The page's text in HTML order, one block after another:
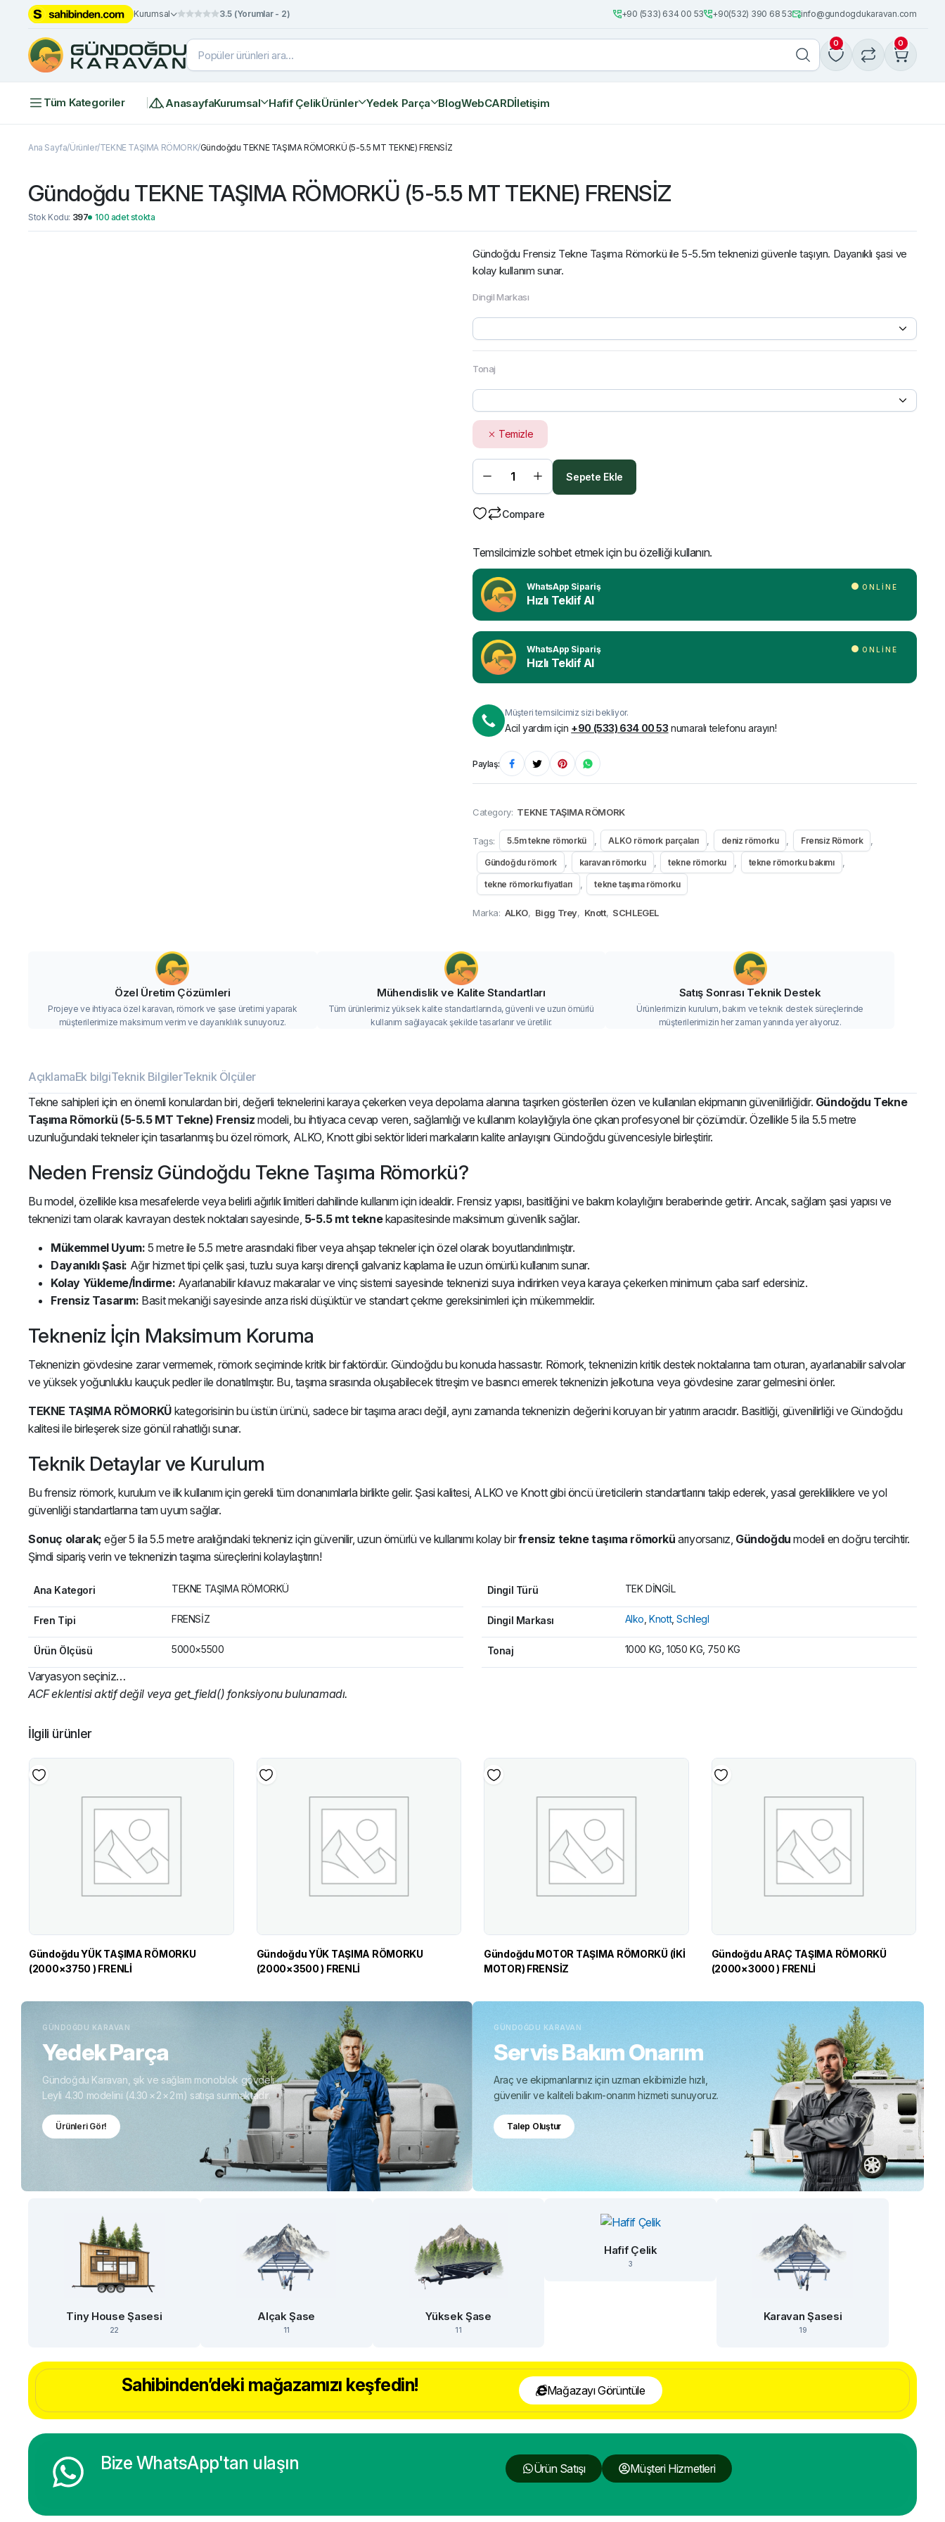
Kurumsal 3.5 (Yorumlar - 2) +90 (533) 634 00 53 +90(532) 390 68 53 info@gundogdukaravan.com
0 0
Tüm Kategoriler AnasayfaKurumsal Hafif ÇelikÜrünler Yedek Parça BlogWebCARDİletişim
Ana Sayfa Ürünler TEKNE TAŞIMA RÖMORK Gündoğdu TEKNE TAŞIMA RÖMORKÜ (5-5.5 MT TEKNE) FRENSİZ
Gündoğdu TEKNE TAŞIMA RÖMORKÜ (5-5.5 MT TEKNE) FRENSİZ
Stok Kodu: 397 100 adet stokta
Gündoğdu Frensiz Tekne Taşıma Römorkü ile 5-5.5m teknenizi güvenle taşıyın. Dayanıklı şasi ve
kolay kullanım sunar.
Dingil Markası
Tonaj
Temizle
Sepete Ekle
Compare
Temsilcimizle sohbet etmek için bu özelliği kullanın.
WhatsApp Sipariş ONLINE
Hızlı Teklif Al
WhatsApp Sipariş ONLINE
Hızlı Teklif Al
Müşteri temsilcimiz sizi bekliyor.
Acil yardım için +90 (533) 634 00 53 numaralı telefonu arayın!
Paylaş:
Category: TEKNE TAŞIMA RÖMORK
Tags: 5.5m tekne römorkü , ALKO römork parçaları , deniz römorku , Frensiz Römork ,
Gündoğdu römork , karavan römorku , tekne römorku , tekne römorku bakımı ,
tekne römorku fiyatları , tekne taşıma römorku
Marka: ALKO, Bigg Trey, Knott, SCHLEGEL
Özel Üretim Çözümleri
Projeye ve ihtiyaca özel karavan, römork ve şase üretimi yaparak
müşterilerimize maksimum verim ve dayanıklılık sunuyoruz.
Mühendislik ve Kalite Standartları
Tüm ürünlerimiz yüksek kalite standartlarında, güvenli ve uzun ömürlü
kullanım sağlayacak şekilde tasarlanır ve üretilir.
Satış Sonrası Teknik Destek
Ürünlerimizin kurulum, bakım ve teknik destek süreçlerinde
müşterilerimizin her zaman yanında yer alıyoruz.
AçıklamaEk bilgiTeknik BilgilerTeknik Ölçüler
Tekne sahipleri için en önemli konulardan biri, değerli teknelerini karaya çekerken veya depolama alanına taşırken gösterilen özen ve kullanılan ekipmanın güvenilirliğidir. Gündoğdu Tekne
Taşıma Römorkü (5-5.5 MT Tekne) Frensiz modeli, bu ihtiyaca cevap veren, sağlamlığı ve kullanım kolaylığıyla öne çıkan profesyonel bir çözümdür. Özellikle 5 ila 5.5 metre
uzunluğundaki tekneler için tasarlanmış bu özel römork, ALKO, Knott gibi sektör lideri markaların kalite anlayışını Gündoğdu güvencesiyle birleştirir.
Neden Frensiz Gündoğdu Tekne Taşıma Römorkü?
Bu model, özellikle kısa mesafelerde veya belirli ağırlık limitleri dahilinde kullanım için idealdir. Frensiz yapısı, basitliğini ve bakım kolaylığını beraberinde getirir. Ancak, sağlam şasi yapısı ve
teknenizi tam olarak kavrayan destek noktaları sayesinde, 5-5.5 mt teknekapasitesinde maksimum güvenlik sağlar.
Mükemmel Uyum: 5 metre ile 5.5 metre arasındaki fiber veya ahşap tekneler için özel olarak boyutlandırılmıştır.
Dayanıklı Şasi: Ağır hizmet tipi çelik şasi, tuzlu suya karşı dirençli galvaniz kaplama ile uzun ömürlü kullanım sunar.
Kolay Yükleme/İndirme: Ayarlanabilir kılavuz makaralar ve vinç sistemi sayesinde teknenizi suya indirirken veya karaya çekerken minimum çaba sarf edersiniz.
Frensiz Tasarım: Basit mekaniği sayesinde arıza riski düşüktür ve standart çekme gereksinimleri için mükemmeldir.
Tekneniz İçin Maksimum Koruma
Teknenizin gövdesine zarar vermemek, römork seçiminde kritik bir faktördür. Gündoğdu bu konuda hassastır. Römork, teknenizin kritik destek noktalarına tam oturan, ayarlanabilir salvolar
ve yüksek yoğunluklu kauçuk pedler ile donatılmıştır. Bu, taşıma sırasında oluşabilecek titreşim ve basıncı emerek teknenizin jelkotuna veya gövdesine zarar gelmesini önler.
TEKNE TAŞIMA RÖMORKÜ kategorisinin bu üstün ürünü, sadece bir taşıma aracı değil, aynı zamanda teknenizin değerini koruyan bir yatırım aracıdır. Basitliği, güvenilirliği ve Gündoğdu
kalitesi ile birleşerek size gönül rahatlığı sunar.
Teknik Detaylar ve Kurulum
Bu frensiz römork, kurulum ve ilk kullanım için gerekli tüm donanımlarla birlikte gelir. Şasi kalitesi, ALKO ve Knott gibi öncü üreticilerin standartlarını takip ederek, yasal gerekliliklere ve yol
güvenliği standartlarına tam uyum sağlar.
Sonuç olarak; eğer 5 ila 5.5 metre aralığındaki tekneniz için güvenilir, uzun ömürlü ve kullanımı kolay birfrensiz tekne taşıma römorkü arıyorsanız, Gündoğdu modeli en doğru tercihtir.
Şimdi sipariş verin ve teknenizin taşıma süreçlerini kolaylaştırın!
Ana Kategori TEKNE TAŞIMA RÖMORKÜ Dingil Türü TEK DİNGİL
Fren Tipi FRENSİZ Dingil Markası Alko ,Knott,Schlegl
Ürün Ölçüsü 5000×5500 Tonaj 1000 KG, 1050 KG, 750 KG
Varyasyon seçiniz…
ACF eklentisi aktif değil veya get_field() fonksiyonu bulunamadı.
İlgili ürünler
Gündoğdu YÜK TAŞIMA RÖMORKU
(2000×3750 ) FRENLİ
Gündoğdu YÜK TAŞIMA RÖMORKU
(2000×3500 ) FRENLİ
Gündoğdu MOTOR TAŞIMA RÖMORKÜ (İKİ
MOTOR) FRENSİZ
Gündoğdu ARAÇ TAŞIMA RÖMORKÜ
(2000×3000 ) FRENLİ
GÜNDOĞDU KARAVAN
Yedek Parça
Gündoğdu Karavan, şık ve sağlam monoblok gövdeli
Leyli 4.30 modelini (4.30 × 2 × 2 m) satışa sunmaktadır.
Ürünleri Gör!
GÜNDOĞDU KARAVAN
Servis Bakım Onarım
Araç ve ekipmanlarınız için uzman ekibimizle hızlı,
güvenilir ve kaliteli bakım-onarım hizmeti sunuyoruz.
Talep Oluştur
Tiny House Şasesi
22
Alçak Şase
11
Yüksek Şase
11
Hafif Çelik
3
Karavan Şasesi
19
Sahibinden’deki mağazamızı keşfedin! Mağazayı Görüntüle
Bize WhatsApp'tan ulaşın Ürün Satışı Müşteri Hizmetleri